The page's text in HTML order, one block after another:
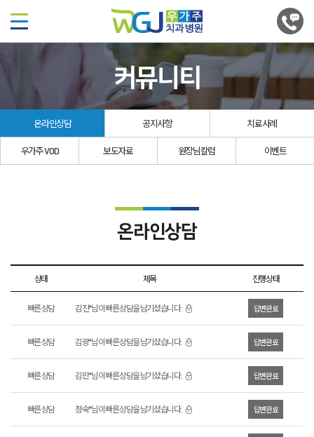
커뮤니티
온라인상담 공지사항 치료사례
우가주 VOD 보도자료 원장님칼럼 이벤트
온라인상담
상태 제목 진행상태
빠른 상담 김진*님이 빠른 상담을 남기셨습니다. 답변완료
빠른 상담 김광*님이 빠른 상담을 남기셨습니다. 답변완료
빠른 상담 김민*님이 빠른 상담을 남기셨습니다. 답변완료
빠른 상담 정숙*님이 빠른 상담을 남기셨습니다. 답변완료